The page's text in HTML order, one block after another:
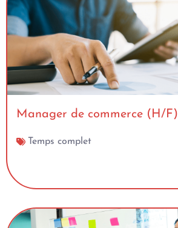
Manager de commerce (H/F)
Temps complet